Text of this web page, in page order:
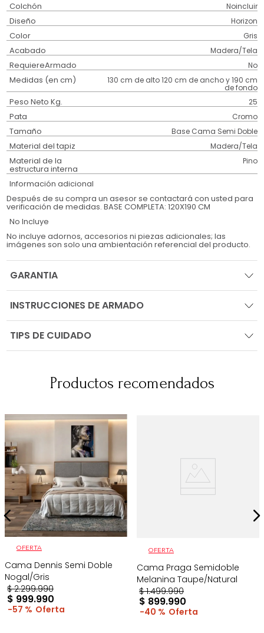
Colchón Noincluir
Diseño Horizon
Color Gris
Acabado Madera/Tela
RequiereArmado No
Medidas (en cm) 130 cm de alto 120 cm de ancho y 190 cm
de fondo
Peso Neto Kg. 25
Pata Cromo
Tamaño Base Cama Semi Doble
Material del tapiz Madera/Tela
Material de la
estructura interna
Pino
Información adicional
Después de su compra un asesor se contactará con usted para
verificación de medidas. BASE COMPLETA: 120X190 CM
No Incluye
No incluye adornos, accesorios ni piezas adicionales; las
imágenes son solo una ambientación referencial del producto.
GARANTIA
INSTRUCCIONES DE ARMADO
TIPS DE CUIDADO
Productos recomendados
OFERTA
Cama Dennis Semi Doble
Nogal/Gris
$ 2.299.990
$ 999.990
57 %
OFERTA
Cama Praga Semidoble
Melanina Taupe/Natural
$ 1.499.990
$ 899.990
40 %